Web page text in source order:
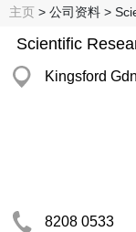
主页 > 公司资料 >
Scientific
Kingsford
8208 0533